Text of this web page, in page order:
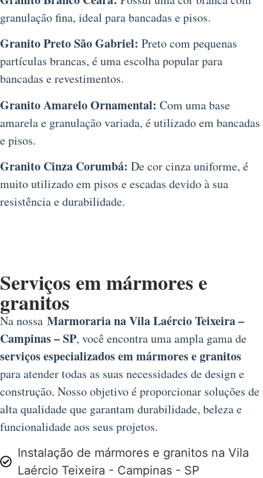
granulação fina, ideal para bancadas e pisos.
Granito Preto São Gabriel: Preto com pequenas
partículas brancas, é uma escolha popular para
bancadas e revestimentos.
Granito Amarelo Ornamental: Com uma base
amarela e granulação variada, é utilizado em bancadas
e pisos.
Granito Cinza Corumbá: De cor cinza uniforme, é
muito utilizado em pisos e escadas devido à sua
resistência e durabilidade.
Serviços em mármores e
granitos
Na nossa Marmoraria na Vila Laércio Teixeira –
Campinas – SP, você encontra uma ampla gama de
serviços especializados em mármores e granitos
para atender todas as suas necessidades de design e
construção. Nosso objetivo é proporcionar soluções de
alta qualidade que garantam durabilidade, beleza e
funcionalidade aos seus projetos.
Instalação de mármores e granitos na Vila
Laércio Teixeira - Campinas - SP